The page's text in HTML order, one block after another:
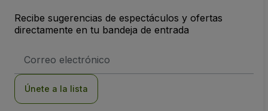
Recibe sugerencias de espectáculos y ofertas
directamente en tu bandeja de entrada
de
Únete a la lista